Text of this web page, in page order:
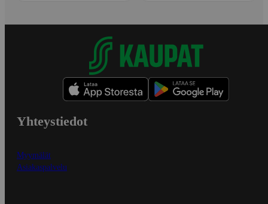
Yhteystiedot
Myymälät
Asiakaspalvelu